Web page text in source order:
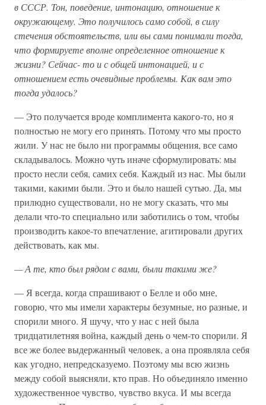
в СССР. Тон, поведение, интонацию, отношениек
окружающему. Этополучилосьсамособой, всилу
стеченияобстоятельств, иливысамипонималитогда,
чтоформируетевполнеопределенноеотношениек
жизни? Сейчас-тоисобщейинтонацией, ис
отношениеместьочевидныепроблемы. Каквамэто
тогдаудалось?
— Это получается вроде комплимента какого-то, но я
полностью не могу его принять. Потому что мы просто
жили. У нас не было ни программы общения, все само
складывалось. Можно чуть иначе сформулировать: мы
просто несли себя, самих себя. Каждый из нас. Мы были
такими, какими были. Это и было нашей сутью. Да, мы
прилюдно существовали, но не могу сказать, что мы
делали что-то специально или заботились о том, чтобы
производить какое-то впечатление, агитировали других
действовать, как мы.
—А те, ктобылрядомсвами, былитакимиже?
— Я всегда, когда спрашивают о Белле и обо мне,
говорю, что мы имели характеры безумные, но разные, и
спорили много. Я шучу, что у нас с ней была
тридцатилетняя война, каждый день о чем-то спорили. Я
все же более выдержанный человек, а она проявляла себя
как угодно, непредсказуемо. Поэтому мы всю жизнь
между собой выясняли, кто прав. Но объединяло именно
художественное чувство, чувство вкуса. И мы всегда